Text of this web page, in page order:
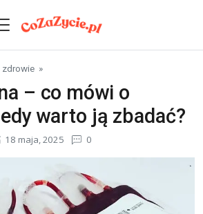
zdrowie »
– co mówi o
warto ją zbadać?
18 maja, 2025 0